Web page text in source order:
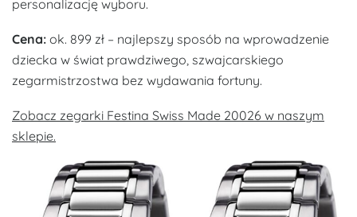
personalizację wyboru.
Cena: ok. 899 zł – najlepszy sposób na wprowadzenie
dziecka w świat prawdziwego, szwajcarskiego
zegarmistrzostwa bez wydawania fortuny.
Zobacz zegarki Festina Swiss Made 20026 w naszym
sklepie.